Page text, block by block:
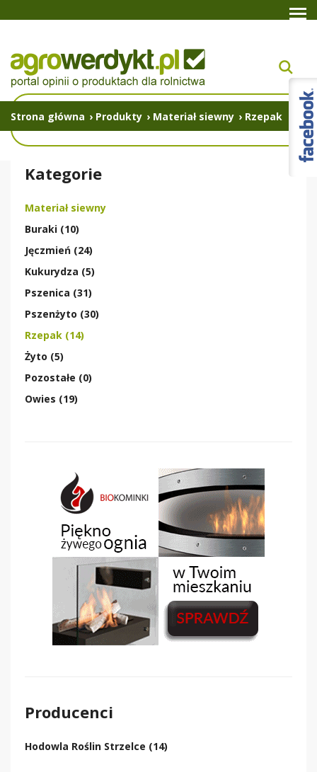
Strona główna › Produkty › Materiał siewny › Rzepak
Kategorie
Materiał siewny
Buraki (10)
Jęczmień (24)
Kukurydza (5)
Pszenica (31)
Pszenżyto (30)
Rzepak (14)
Żyto (5)
Pozostałe (0)
Owies (19)
Producenci
Hodowla Roślin Strzelce (14)